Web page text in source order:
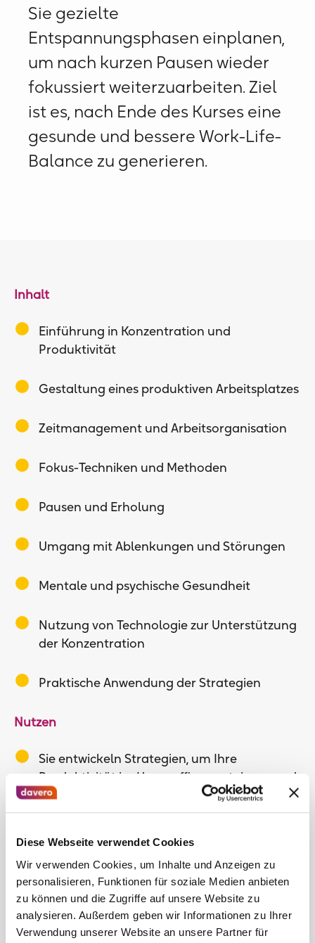
Diese Webseite verwendet Cookies
Wir verwenden Cookies, um Inhalte und Anzeigen zu
personalisieren, Funktionen für soziale Medien anbieten
zu können und die Zugriffe auf unsere Website zu
analysieren. Außerdem geben wir Informationen zu Ihrer
Verwendung unserer Website an unsere Partner für
Sie gezielte
Entspannungsphasen einplanen,
um nach kurzen Pausen wieder
fokussiert weiterzuarbeiten. Ziel
ist es, nach Ende des Kurses eine
gesunde und bessere Work-Life-
Balance zu generieren.
Inhalt
Einführung in Konzentration und
Produktivität
Gestaltung eines produktiven Arbeitsplatzes
Zeitmanagement und Arbeitsorganisation
Fokus-Techniken und Methoden
Pausen und Erholung
Umgang mit Ablenkungen und Störungen
Mentale und psychische Gesundheit
Nutzung von Technologie zur Unterstützung
der Konzentration
Praktische Anwendung der Strategien
Nutzen
Sie entwickeln Strategien, um Ihre
Produktivität im Homeoffice zu steigern und
Ablenkungen effektiv zu minimieren.
bewusste Entspannungsphasen
einzuplanen.
Sie lernen, Ihre Konzentration zu verbessern.